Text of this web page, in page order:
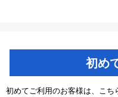
初め
初めてご利用のお客様は、こち